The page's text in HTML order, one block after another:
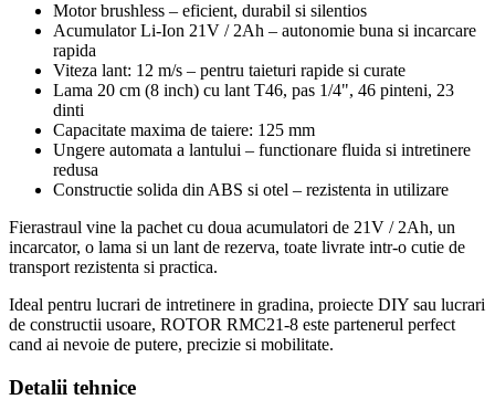
Motor brushless – eficient, durabil si silentios
Acumulator Li-Ion 21V / 2Ah – autonomie buna si incarcare
rapida
Viteza lant: 12 m/s – pentru taieturi rapide si curate
Lama 20 cm (8 inch) cu lant T46, pas 1/4", 46 pinteni, 23
dinti
Capacitate maxima de taiere: 125 mm
Ungere automata a lantului – functionare fluida si intretinere
redusa
Constructie solida din ABS si otel – rezistenta in utilizare
Fierastraul vine la pachet cu doua acumulatori de 21V / 2Ah, un
incarcator, o lama si un lant de rezerva, toate livrate intr-o cutie de
transport rezistenta si practica.
Ideal pentru lucrari de intretinere in gradina, proiecte DIY sau lucrari
de constructii usoare, ROTOR RMC21-8 este partenerul perfect
cand ai nevoie de putere, precizie si mobilitate.
Detalii tehnice